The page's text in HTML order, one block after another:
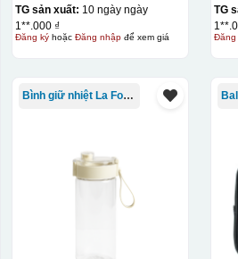
TG sản xuất: 10 ngày ngày
1**.000 ₫
Đăng kýhoặc Đăng nhậpđể xem giá
TG
Đăng
Bình giữ nhiệt La Fonte